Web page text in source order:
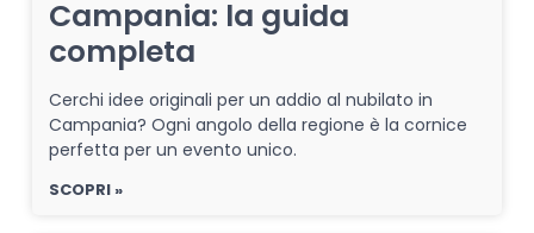
Campania: la guida
completa
Cerchi idee originali per un addio al nubilato in
Campania? Ogni angolo della regione è la cornice
perfetta per un evento unico.
SCOPRI »